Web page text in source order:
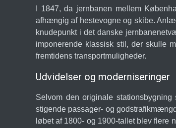
I 1847, da jernbanen mellem
afhængig af hestevogne og skibe.
knudepunkt i det danske
imponerende klassisk stil, der skulle
fremtidens transportmuligheder.
Udvidelser og moderniseringer
Selvom den originale
stigende passager- og
løbet af 1800- og 1900-tallet blev flere